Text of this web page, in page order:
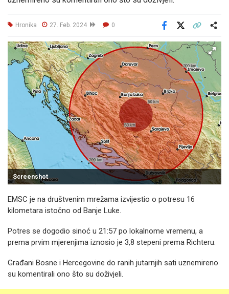
Hronika 27. Feb. 2024 0
Facebook
Screenshot
EMSC je na društvenim mrežama izvijestio o potresu 16
kilometara istočno od Banje Luke.
Potres se dogodio sinoć u 21:57 po lokalnome vremenu, a
prema prvim mjerenjima iznosio je 3,8 stepeni prema Richteru.
Građani Bosne i Hercegovine do ranih jutarnjih sati uznemireno
su komentirali ono što su doživjeli.